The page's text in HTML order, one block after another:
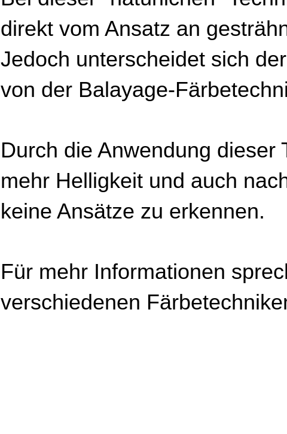
direkt vom Ansatz an
Jedoch unterscheidet sich
von der Balayage-
Durch die Anwendung dieser
mehr Helligkeit und auch
keine Ansätze zu erkennen.
Für mehr Informationen
verschiedenen